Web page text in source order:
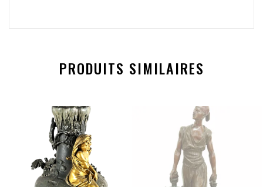
PRODUITS SIMILAIRES